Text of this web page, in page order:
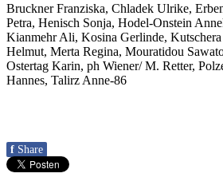
Bruckner Franziska, Chladek Ulrike,
Petra, Henisch Sonja, Hodel-Onstein
Kianmehr Ali, Kosina Gerlinde,
Helmut, Merta Regina, Mouratidou
Ostertag Karin, ph Wiener/ M. Retter,
Hannes, Talirz Anne-86
f Share